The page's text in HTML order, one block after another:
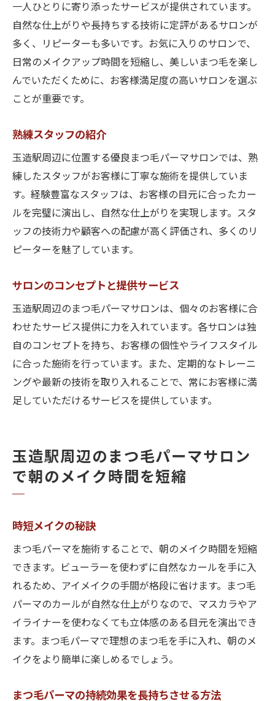
一人ひとりに寄り添ったサービスが提供されています。
自然な仕上がりや長持ちする技術に定評があるサロンが
多く、リピーターも多いです。お気に入りのサロンで、
日常のメイクアップ時間を短縮し、美しいまつ毛を楽し
んでいただくために、お客様満足度の高いサロンを選ぶ
ことが重要です。
熟練スタッフの紹介
玉造駅周辺に位置する優良まつ毛パーマサロンでは、熟
練したスタッフがお客様に丁寧な施術を提供していま
す。経験豊富なスタッフは、お客様の目元に合ったカー
ルを完璧に演出し、自然な仕上がりを実現します。スタ
ッフの技術力や顧客への配慮が高く評価され、多くのリ
ピーターを魅了しています。
サロンのコンセプトと提供サービス
玉造駅周辺のまつ毛パーマサロンは、個々のお客様に合
わせたサービス提供に力を入れています。各サロンは独
自のコンセプトを持ち、お客様の個性やライフスタイル
に合った施術を行っています。また、定期的なトレーニ
ングや最新の技術を取り入れることで、常にお客様に満
足していただけるサービスを提供しています。
玉造駅周辺のまつ毛パーマサロン
で朝のメイク時間を短縮
時短メイクの秘訣
まつ毛パーマを施術することで、朝のメイク時間を短縮
できます。ビューラーを使わずに自然なカールを手に入
れるため、アイメイクの手間が格段に省けます。まつ毛
パーマのカールが自然な仕上がりなので、マスカラやア
イライナーを使わなくても立体感のある目元を演出でき
ます。まつ毛パーマで理想のまつ毛を手に入れ、朝のメ
イクをより簡単に楽しめるでしょう。
まつ毛パーマの持続効果を長持ちさせる方法